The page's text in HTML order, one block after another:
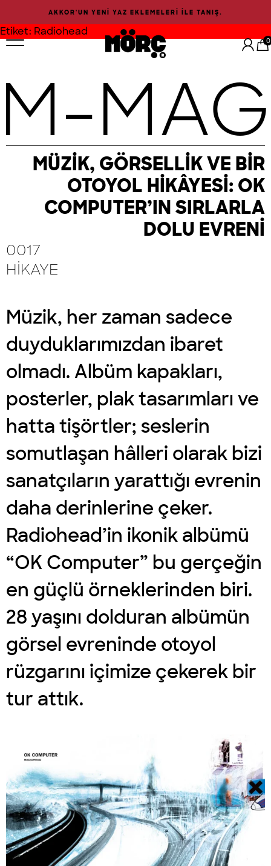
AKKOR'UN YENİ YAZ EKLEMELERİ İLE TANIŞ.
0
Etiket: Radiohead
MAG
MÜZİK, GÖRSELLİK VE BİR
OTOYOL HİKÂYESİ: OK
COMPUTER’IN SIRLARLA
DOLU EVRENİ
0017
HIKAYE
Müzik, her zaman sadece
duyduklarımızdan ibaret
olmadı. Albüm kapakları,
posterler, plak tasarımları ve
hatta tişörtler; seslerin
somutlaşan hâlleri olarak bizi
sanatçıların yarattığı evrenin
daha derinlerine çeker.
Radiohead’in ikonik albümü
“OK Computer” bu gerçeğin
en güçlü örneklerinden biri.
28 yaşını dolduran albümün
görsel evreninde otoyol
rüzgarını içimize çekerek bir
tur attık.